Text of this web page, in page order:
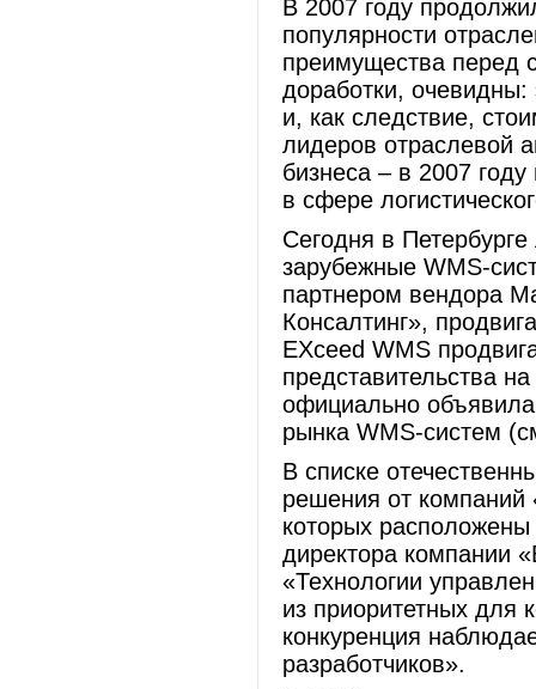
В 2007 году
популярности
преимущества перед
доработки, очевидны:
и, как следствие,
лидеров отраслевой
бизнеса – в 2007
в сфере
Сегодня в
зарубежные WMS-
партнером вендора
Консалтинг»,
EXceed WMS
представительства
официально
рынка WMS-систем
В списке
решения от
которых
директора компании
«Технологии
из приоритетных для
конкуренция
разработчиков».